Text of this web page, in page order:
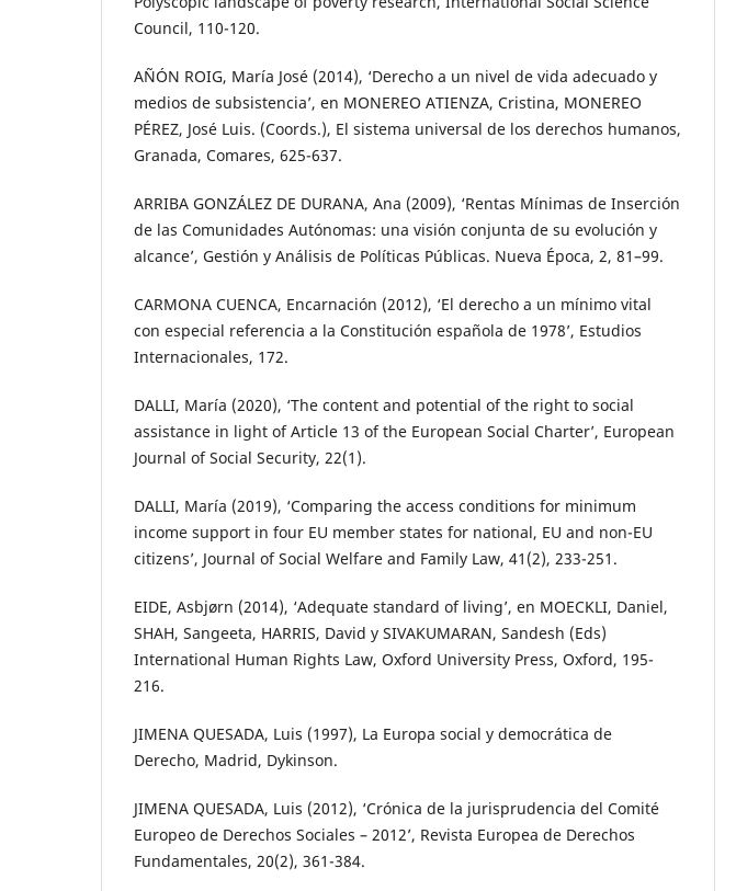
Council, 110-120.
AÑÓN ROIG, María José (2014), ‘Derecho a un nivel de vida adecuado y
medios de subsistencia’, en MONEREO ATIENZA, Cristina, MONEREO
PÉREZ, José Luis. (Coords.), El sistema universal de los derechos humanos,
Granada, Comares, 625-637.
ARRIBA GONZÁLEZ DE DURANA, Ana (2009), ‘Rentas Mínimas de Inserción
de las Comunidades Autónomas: una visión conjunta de su evolución y
alcance’, Gestión y Análisis de Políticas Públicas. Nueva Época, 2, 81–99.
CARMONA CUENCA, Encarnación (2012), ‘El derecho a un mínimo vital
con especial referencia a la Constitución española de 1978’, Estudios
Internacionales, 172.
DALLI, María (2020), ‘The content and potential of the right to social
assistance in light of Article 13 of the European Social Charter’, European
Journal of Social Security, 22(1).
DALLI, María (2019), ‘Comparing the access conditions for minimum
income support in four EU member states for national, EU and non-EU
citizens’, Journal of Social Welfare and Family Law, 41(2), 233-251.
EIDE, Asbjørn (2014), ‘Adequate standard of living’, en MOECKLI, Daniel,
SHAH, Sangeeta, HARRIS, David y SIVAKUMARAN, Sandesh (Eds)
International Human Rights Law, Oxford University Press, Oxford, 195-
216.
JIMENA QUESADA, Luis (1997), La Europa social y democrática de
Derecho, Madrid, Dykinson.
JIMENA QUESADA, Luis (2012), ‘Crónica de la jurisprudencia del Comité
Europeo de Derechos Sociales – 2012’, Revista Europea de Derechos
Fundamentales, 20(2), 361-384.